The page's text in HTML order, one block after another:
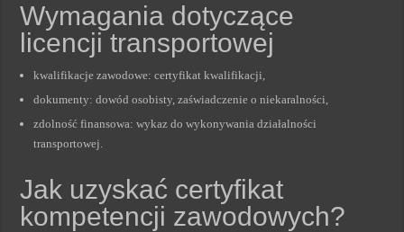
Wymagania dotyczące
licencji transportowej
kwalifikacje zawodowe: certyfikat kwalifikacji,
dokumenty: dowód osobisty, zaświadczenie o niekaralności,
zdolność finansowa: wykaz do wykonywania działalności
transportowej.
Jak uzyskać certyfikat
kompetencji zawodowych?